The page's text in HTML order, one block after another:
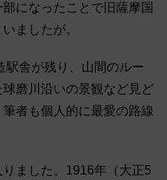
になったことで旧薩摩国
ましたが。
駅舎が残り、山間のルー
磨川沿いの景観など見ど
者も個人的に最愛の路線
ました。1916年（大正5